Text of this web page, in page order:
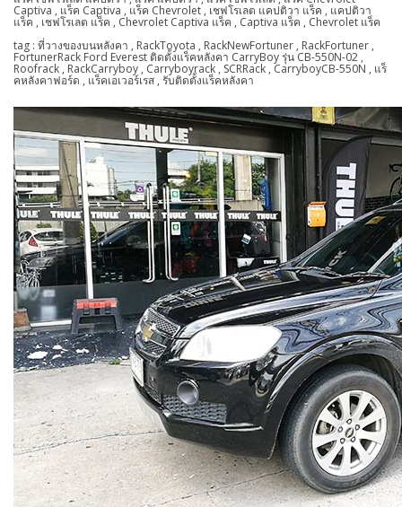
Captiva , แร็ค Captiva , แร็ค Chevrolet , เชฟโรเลต แคปติวา แร็ค , แคปติวา
แร็ค , เชฟโรเลต แร็ค , Chevrolet Captiva แร็ค , Captiva แร็ค , Chevrolet แร็ค
tag : ที่วางของบนหลังคา , RackToyota , RackNewFortuner , RackFortuner ,
FortunerRack Ford Everest ติดตั้งแร็คหลังคา CarryBoy รุ่น CB-550N-02 ,
Roofrack , RackCarryboy , Carryboyrack , SCRRack , CarryboyCB-550N , แร็
คหลังคาฟอร์ด , แร็คเอเวอร์เรส , รับติดตั้งแร็คหลังคา